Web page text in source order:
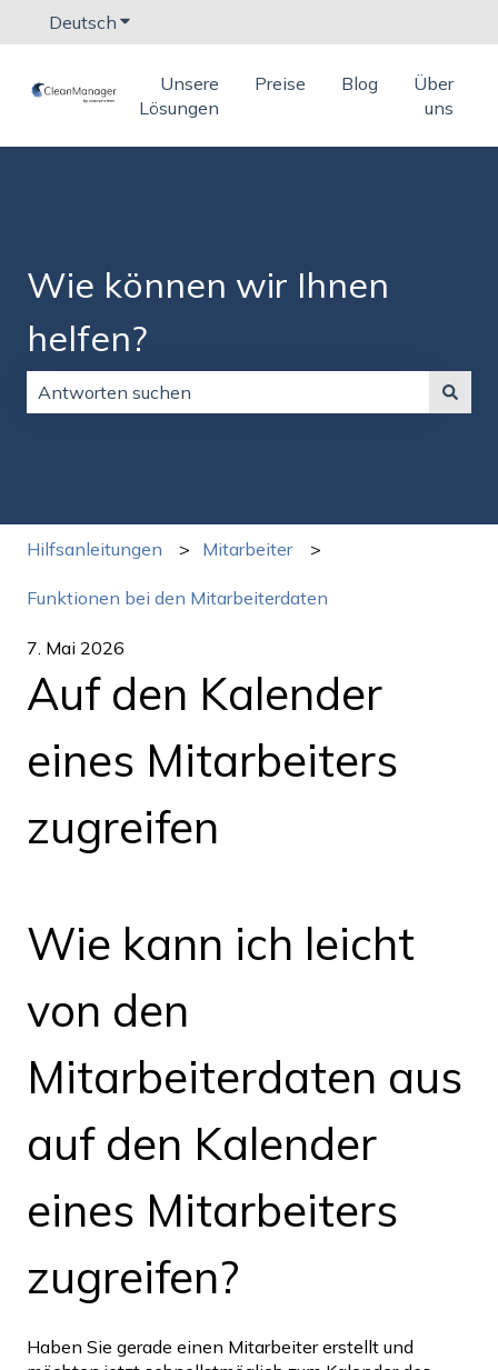
Deutsch Untermenü für Übersetzungen anzeigen
Unsere
Lösungen
Preise Blog
Über
uns
Wie können wir Ihnen
helfen?
Hilfsanleitungen Mitarbeiter
Funktionen bei den Mitarbeiterdaten
7. Mai 2026
Auf den Kalender
eines Mitarbeiters
zugreifen
Wie kann ich leicht
von den
Mitarbeiterdaten aus
auf den Kalender
eines Mitarbeiters
zugreifen?
Haben Sie gerade einen Mitarbeiter erstellt und